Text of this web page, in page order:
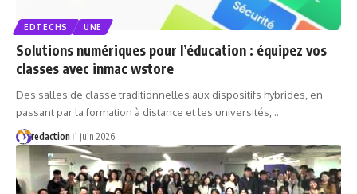
EDTECHS UNE
Solutions numériques pour l’éducation : équipez vos
classes avec inmac wstore
Des salles de classe traditionnelles aux dispositifs hybrides, en
passant par la formation à distance et les universités,…
redaction 1 juin 2026